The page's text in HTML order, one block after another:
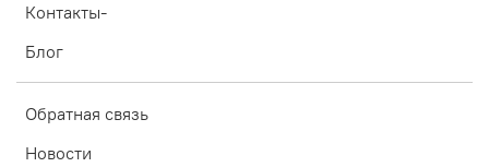
Контакты-
Блог
Обратная связь
Новости